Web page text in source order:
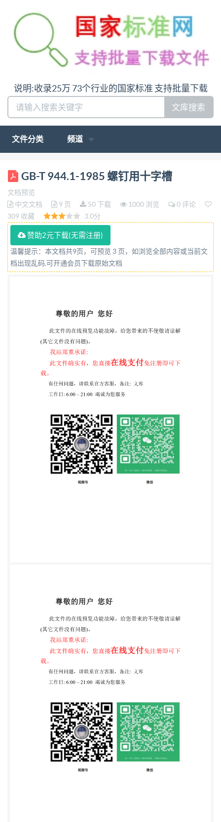
说明:收录25万 73个行业的国家标准 支持批量下载
文库搜索
文件分类 频道
中华人民共和国国家标准 UDC621.882 .215.6 螺钉用
十字槽 GB944.1--85 Cross recesses for screws 本标准
规定了适用于螺钉、自攻螺钉及木螺钉的十字槽，并
分为两种型式： H型+字槽-—目前为优选槽形。 Z型
十字槽- 暂不推荐采用。 本标准对两种型式的十字槽
都规定了插入深度测量法。 本标准等效采用国际标准
1SO4757一1983《螺钉用十字槽》。 1H型十字槽
1.1型式与尺寸，按图1及表1规定。 .1,,06.92 4 4 图1H
0,61 0. 97 1.47 2.41 3,48 0.26~0.36 0.41~0.46
0.79~0.84 1.98~ 2.03 2.39~2.44 + 0. 05 9 0.81 1.27
2.29 3.81 5.08 0 mm 0.31~0.36 0.51~0.56 0.66~0.74
0.79~0.86 1.19~1.27 公 0.3 0.5 0.6 0.8 tt 参 考 0.22
0.34 0.61 1.01 1.35 a 0 138° 140° 146° 15' 153° 8 + 15°
7° 7° 5°45 5°45* 7° 0 ②表中给出的尺寸都是理论值，
插人深度的测量和量规尺寸 插入深度在相应产品标准
中给出。插人深度自基准面起测量。 H型十字槽测深
表，如图2所示。量规与相应的标准旋具相同。套筒
用于量规导向和固定基准面。 基准面通过十字槽翼和
螺钉头顶面的交点，它相当于沉头螺钉的顶面。 必要
GB-T 944.1-1985 螺钉用十字槽
文档预览
中文文档
9 页 50 下载 1000 浏览
0 评论
309 收藏
3.0分
赞助2元下载(无需注册)
温馨提示：本文档共9页，可预览 3 页，如浏览全部内容或当前文
档出现乱码,可开通会员下载原始文档